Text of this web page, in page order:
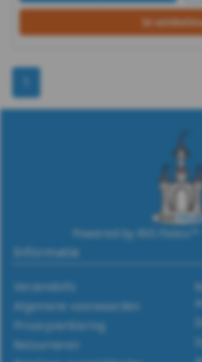
Pennen
&
Borgingen
Fittingen
Bits
en
In
Powered by RVS Paleis™ -
Informatie
Verzendinfo
Algemene voorwaarden
Privacyverklaring
Retourneren